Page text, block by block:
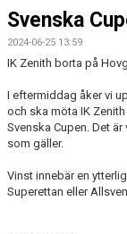
BILDGALLERI
HERRSEKTION
Svenska
2024-06-25 13:59
IK Zenith borta på
I eftermiddag åker vi
och ska möta IK Zenith
Svenska Cupen. Det
som gäller.
Vinst innebär en
Superettan eller